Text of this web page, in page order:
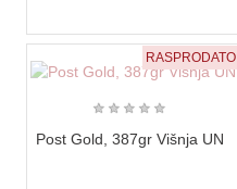
RASPRODATO
★ ★ ★ ★ ★
Post Gold, 387gr Višnja UN